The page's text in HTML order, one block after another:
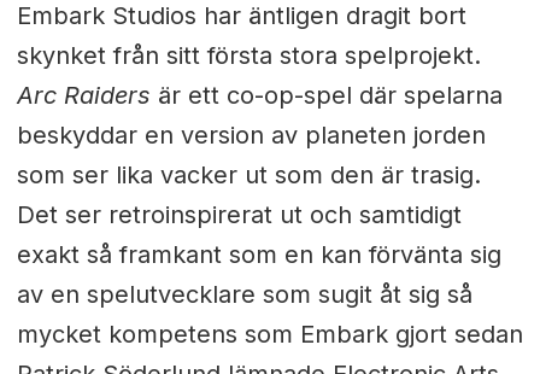
Embark Studios har äntligen dragit bort
skynket från sitt första stora spelprojekt.
Arc Raiders är ett co-op-spel där spelarna
beskyddar en version av planeten jorden
som ser lika vacker ut som den är trasig.
Det ser retroinspirerat ut och samtidigt
exakt så framkant som en kan förvänta sig
av en spelutvecklare som sugit åt sig så
mycket kompetens som Embark gjort sedan